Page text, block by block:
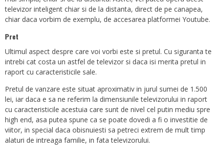
televizor inteligent chiar si de la distanta, direct de pe canapea,
chiar daca vorbim de exemplu, de accesarea platformei Youtube.
Pret
Ultimul aspect despre care voi vorbi este si pretul. Cu siguranta te
intrebi cat costa un astfel de televizor si daca isi merita pretul in
raport cu caracteristicile sale.
Pretul de vanzare este situat aproximativ in jurul sumei de 1.500
lei, iar daca e sa ne referim la dimensiunile televizorului in raport
cu caracteristicile acestuia care sunt de nivel cel putin mediu spre
high end, asa putea spune ca se poate dovedi a fi o investitie de
viitor, in special daca obisnuiesti sa petreci extrem de mult timp
alaturi de intreaga familie, in fata televizorului.